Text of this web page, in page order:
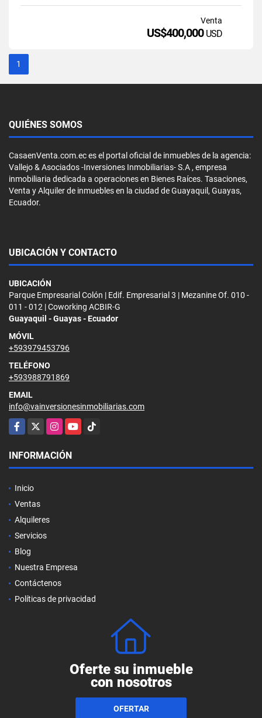
Venta
US$400,000 USD
1
QUIÉNES SOMOS
CasaenVenta.com.ec es el portal oficial de inmuebles de la agencia:
Vallejo & Asociados -Inversiones Inmobiliarias- S.A , empresa
inmobiliaria dedicada a operaciones en Bienes Raíces. Tasaciones,
Venta y Alquiler de inmuebles en la ciudad de Guayaquil, Guayas,
Ecuador.
UBICACIÓN Y CONTACTO
UBICACIÓN
Parque Empresarial Colón | Edif. Empresarial 3 | Mezanine Of. 010 -
011 - 012 | Coworking ACBIR-G
Guayaquil - Guayas - Ecuador
MÓVIL
+593979453796
TELÉFONO
+593988791869
EMAIL
info@vainversionesinmobiliarias.com
Facebook
X InstagramYouTubeTikTok
INFORMACIÓN
Inicio
Ventas
Alquileres
Servicios
Blog
Nuestra Empresa
Contáctenos
Políticas de privacidad
Oferte su inmueble
con nosotros
OFERTAR